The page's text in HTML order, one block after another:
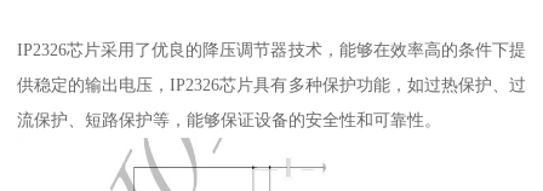
IP2326芯片采用了优良的降压调节器技术，能够在效率高的条件下提
供稳定的输出电压，IP2326芯片具有多种保护功能，如过热保护、过
流保护、短路保护等，能够保证设备的安全性和可靠性。